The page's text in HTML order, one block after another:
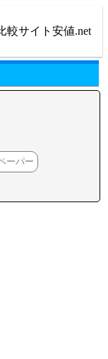
較サイト安値.net
ーパー